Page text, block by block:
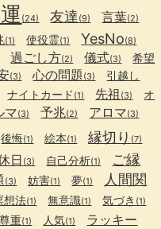
(24) 友達 (9) 言葉(2)
(1) 使役霊(1) YesNo(8)
過ごし方(2) 儀式(3) 希望
(3) 心の問題 (3) 引越し
ナイトカード (1) 先祖 (3)
オ
マ(3) 予兆(2) アロマ(3)
後悔(1) 絵本(1) 縁切り (7)
日 (3) 自己分析(1) ご縁
(3) 妨害(1) 夢(1)
人間関
想法(1) 無意識(1) 気づき (1)
尊重(1) 人気(1) ラッキー